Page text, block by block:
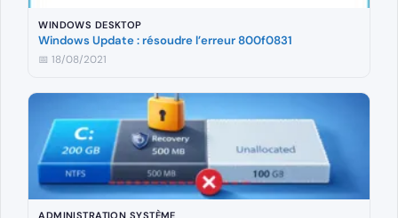
WINDOWS DESKTOP
Windows Update : résoudre l’erreur 800f0831
📅 18/08/2021
ADMINISTRATION SYSTÈME